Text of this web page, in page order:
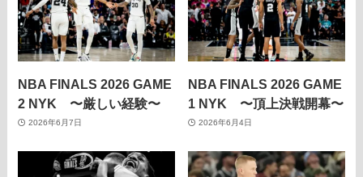
NBA FINALS 2026 GAME
2 NYK 〜厳しい経験〜
2026年6月7日
NBA FINALS 2026 GAME
1 NYK 〜頂上決戦開幕〜
2026年6月4日